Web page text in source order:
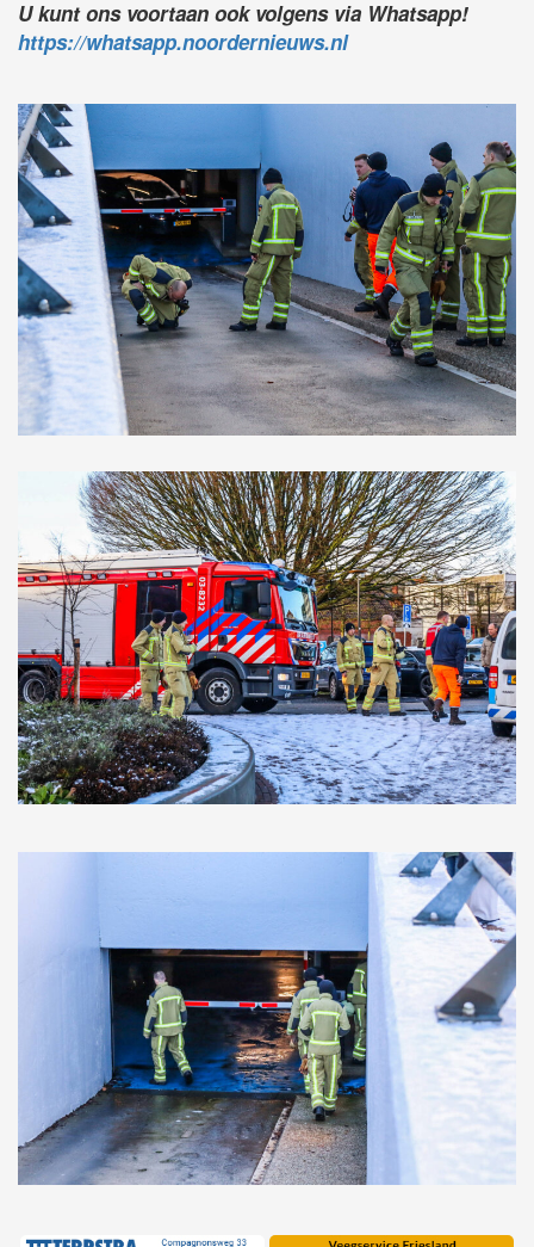
U kunt ons voortaan ook volgens via Whatsapp!
https://whatsapp.noordernieuws.nl